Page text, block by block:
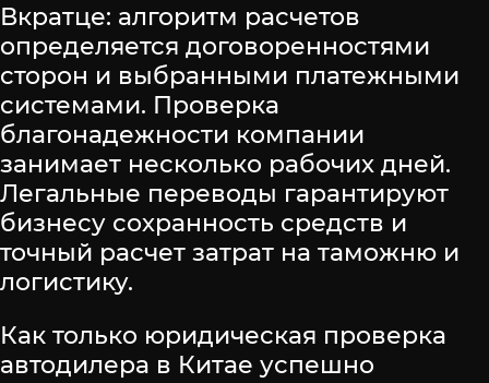
Вкратце: алгоритм расчетов
определяется договоренностями
сторон и выбранными платежными
системами. Проверка
благонадежности компании
занимает несколько рабочих дней.
Легальные переводы гарантируют
бизнесу сохранность средств и
точный расчет затрат на таможню и
логистику.
Как только юридическая проверка
автодилера в Китае успешно